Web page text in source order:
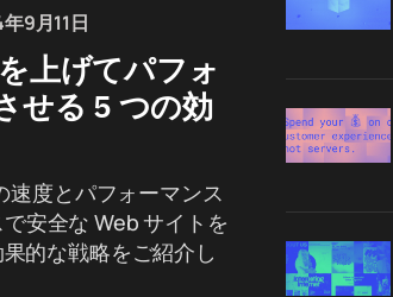
9月11日
上げてパフォ
せる 5 つの効
度とパフォーマンス
安全な Web サイトを
的な戦略をご紹介し